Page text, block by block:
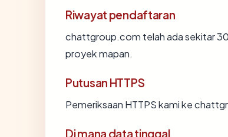
Riwayat pendaftaran
chattgroup.com telah ada sekitar
proyek mapan.
Putusan HTTPS
Pemeriksaan HTTPS kami ke
Di mana data tinggal